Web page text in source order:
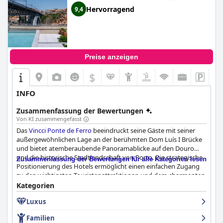
und ein unvergessliches Erlebnis. Das Hotel ist perfekt für alle,
die Glamour und Entspannung suchen und ist das ultimative
Ziel für eine luxuriöse Flucht. Mit seinem charmanten Personal
und dem atemberaubenden Blick auf den Fluss Douro eignet
sich das Hotel auch hervorragend für einen romantischen
Kurzurlaub.
9,4 Hervorragend
Preise anzeigen
$
INFO
Zusammenfassung der Bewertungen
Von KI zusammengefasst
DasVincci Ponte de Ferro beeindruckt seine Gäste mit seiner
außergewöhnlichen Lage an der berühmten Dom Luís I Brücke
und bietet atemberaubende Panoramablicke auf den Douro
und die historische Stadtlandschaft von Porto. Die strategische
Positionierung des Hotels ermöglicht einen einfachen Zugang
zu den wichtigsten Touristenattraktionen und dem charmanten
Stadtteil Gaia, was es zu einem idealen Ausgangspunkt für
Erkundungen macht. Das klare, moderne Design des Hotels
ergänzt harmonisch seine erstklassige Lage und verbessert das
gesamte Gästeerlebnis.
Zusammenfassung der Bewertungen für alle Kategorien lesen
Kategorien
Luxus
Familien